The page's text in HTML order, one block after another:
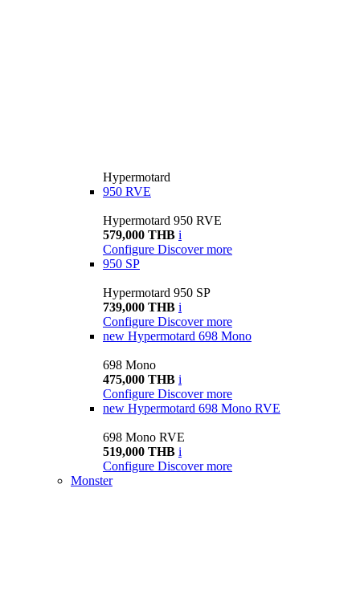
Hypermotard
950 RVE
Hypermotard 950 RVE
579,000 THB i
Configure Discover more
950 SP
Hypermotard 950 SP
739,000 THB i
Configure Discover more
new Hypermotard 698 Mono
698 Mono
475,000 THB i
Configure Discover more
new Hypermotard 698 Mono RVE
698 Mono RVE
519,000 THB i
Configure Discover more
Monster